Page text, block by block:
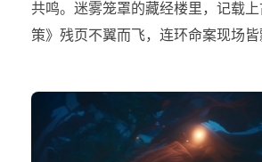
共鸣。迷雾笼罩的藏经楼里，记载
策》残页不翼而飞，连环命案现场皆